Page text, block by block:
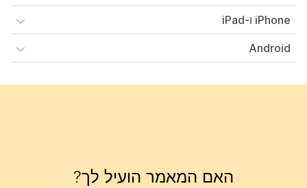
iPhone ו-iPad
Android
האם המאמר הועיל לך?